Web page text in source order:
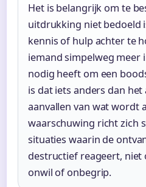
Het is belangrijk om te
uitdrukking niet bedoeld
kennis of hulp achter te
iemand simpelweg
nodig heeft om een
is dat iets anders dan
aanvallen van wat wordt
waarschuwing richt zich
situaties waarin de
destructief reageert, niet
onwil of onbegrip.